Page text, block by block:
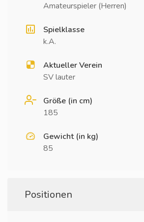
Amateurspieler (Herren)
Spielklasse
k.A.
Aktueller Verein
SV lauter
Größe (in cm)
185
Gewicht (in kg)
85
Positionen